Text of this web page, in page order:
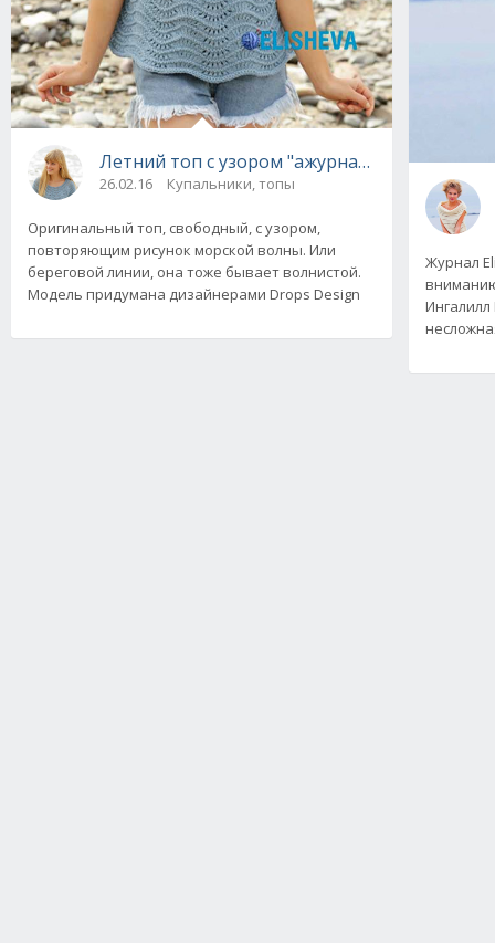
Летний топ с узором "ажурная волна" от
26.02.16 Купальники, топы
Оригинальный топ, свободный, с узором,
повторяющим рисунок морской волны. Или
береговой линии, она тоже бывает волнистой.
Модель придумана дизайнерами Drops Design
Журнал